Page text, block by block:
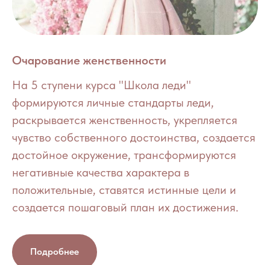
Очарование женственности
На 5 ступени курса "Школа леди"
формируются личные стандарты леди,
раскрывается женственность, укрепляется
чувство собственного достоинства, создается
достойное окружение, трансформируются
негативные качества характера в
положительные, ставятся истинные цели и
создается пошаговый план их достижения.
Подробнее